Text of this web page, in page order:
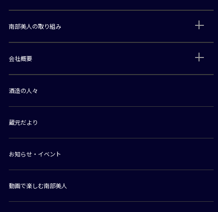
南部美人の取り組み
会社概要
酒造の人々
蔵元だより
お知らせ・イベント
動画で楽しむ南部美人